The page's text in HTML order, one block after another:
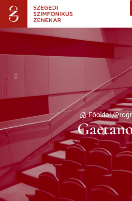
Főoldal /